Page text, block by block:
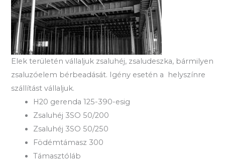
Elek területén vállaljuk zsaluhéj, zsaludeszka, bármilyen
zsaluzóelem bérbeadását. Igény esetén a helyszínre
szállítást vállaljuk.
H20 gerenda 125-390-esig
Zsaluhéj 3SO 50/200
Zsaluhéj 3SO 50/250
Födémtámasz 300
Támasztóláb